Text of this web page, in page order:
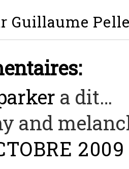
Guillaume
a dit…
and